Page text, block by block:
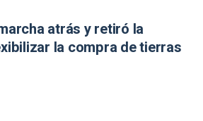
atrás y retiró la
la compra de tierras